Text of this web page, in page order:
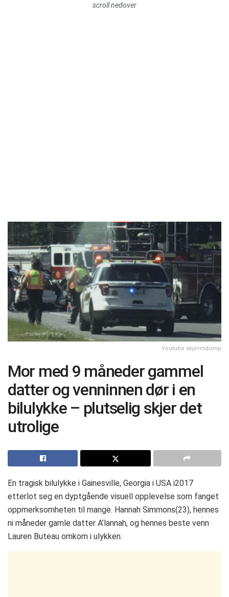
scroll nedover
Youtube skjermdump
Mor med 9 måneder gammel
datter og venninnen dør i en
bilulykke – plutselig skjer det
utrolige
En tragisk bilulykke i Gainesville, Georgia i USA i2017
etterlot seg en dyptgående visuell opplevelse som fanget
oppmerksomheten til mange. Hannah Simmons(23), hennes
ni måneder gamle datter A’lannah, og hennes beste venn
Lauren Buteau omkom i ulykken.